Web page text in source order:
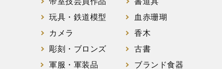
玩具・鉄道模型
血赤珊瑚
カメラ
香木
彫刻・ブロンズ
古書
軍服・軍装品
ブランド食器